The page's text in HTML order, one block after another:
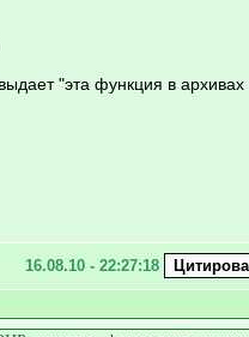
"эта функция в архивах
16.08.10 - 22:27:18